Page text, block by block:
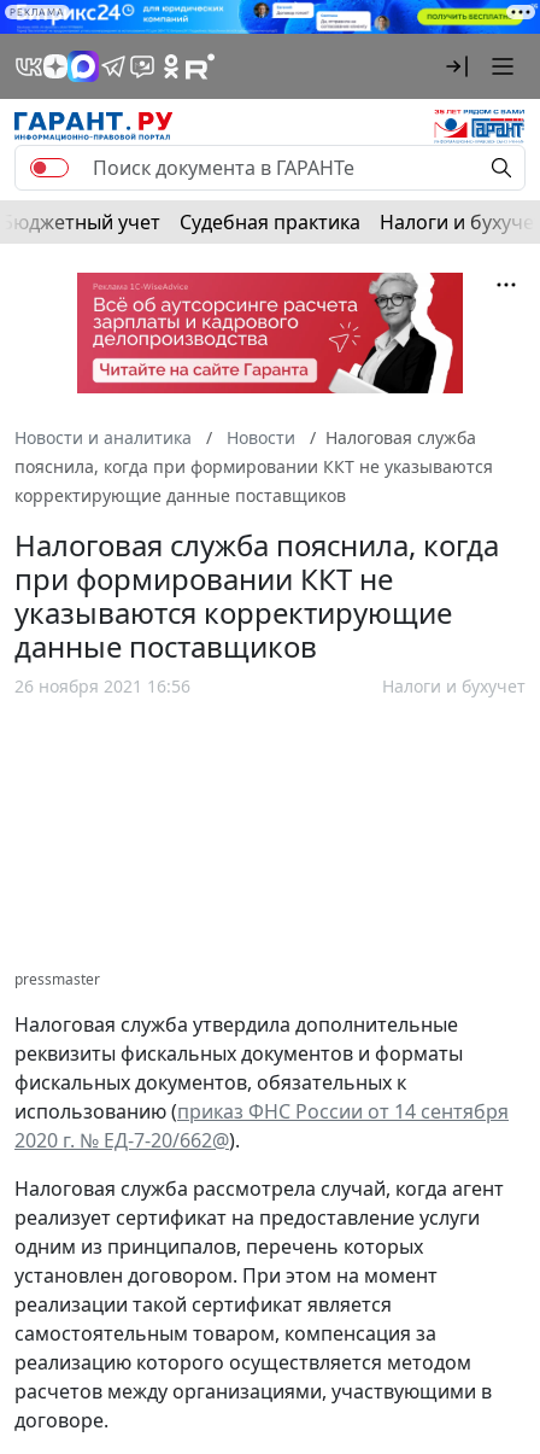
РЕКЛАМА
Бюджетный учет Судебная практика Налоги и
Новости и аналитика Новости
Налоговая служба
пояснила, когда при формировании ККТ не указываются
корректирующие данные поставщиков
Налоговая служба пояснила, когда
при формировании ККТ не
указываются корректирующие
данные поставщиков
26 ноября 2021 16:56 Налоги и бухучет
pressmaster
Налоговая служба утвердила дополнительные
реквизиты фискальных документов и форматы
фискальных документов, обязательных к
использованию (приказ ФНС России от 14 сентября
2020 г. № ЕД-7-20/662@).
Налоговая служба рассмотрела случай, когда агент
реализует сертификат на предоставление услуги
одним из принципалов, перечень которых
установлен договором. При этом на момент
реализации такой сертификат является
самостоятельным товаром, компенсация за
реализацию которого осуществляется методом
расчетов между организациями, участвующими в
договоре.